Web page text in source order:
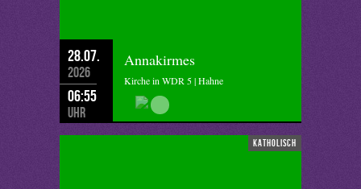
28.07.
2026
06:55
Uhr
Annakirmes
Kirche in WDR 5 | Hahne
katholisch